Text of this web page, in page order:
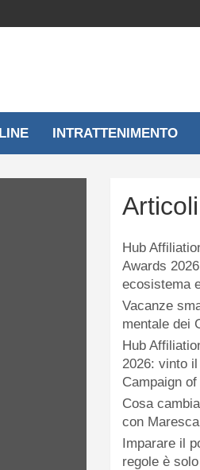
INTRATTENIMENTO
Hub
Awards
ecosistema
Vacanze
mentale dei
Hub
2026: vinto
Campaign
Cosa
con
Imparare il
regole è